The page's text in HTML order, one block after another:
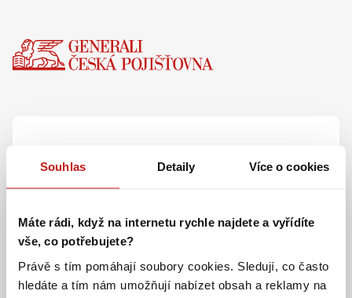
Souhlas Detaily Více o cookies
Máte rádi, když na internetu rychle najdete a vyřídíte
vše, co potřebujete?
Právě s tím pomáhají soubory cookies. Sledují, co často
hledáte a tím nám umožňují nabízet obsah a reklamy na
Došlo k neznámé
TypeError: crypto.randomUUID is
not a function